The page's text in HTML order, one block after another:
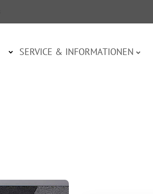
SERVICE & INFORMATIONEN